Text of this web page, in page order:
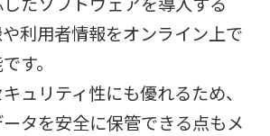
利用者情報をオンライン上で
す。
ュリティ性にも優れるため、
タを安全に保管できる点もメ